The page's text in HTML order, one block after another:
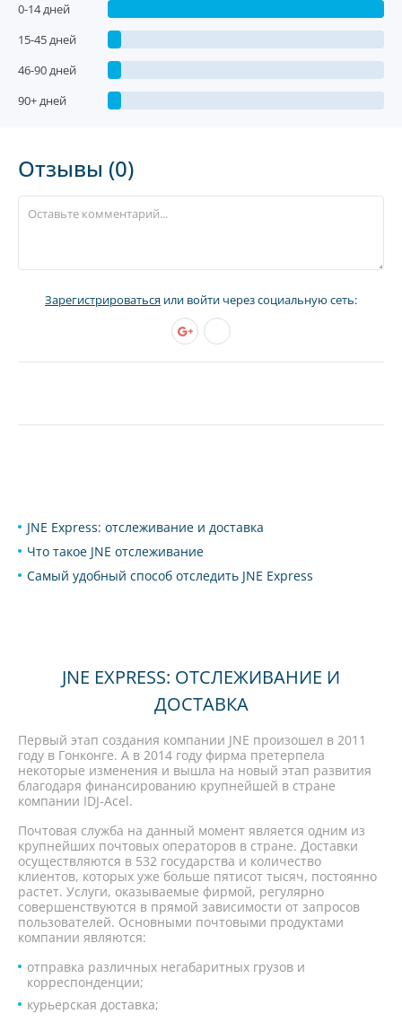
0-14 дней
15-45 дней
46-90 дней
90+ дней
Отзывы (0)
Зарегистрироваться или войти через социальную сеть:
JNE Express: отслеживание и доставка
Что такое JNE отслеживание
Самый удобный способ отследить JNE Express
JNE EXPRESS: ОТСЛЕЖИВАНИЕ И
ДОСТАВКА
Первый этап создания компании JNE произошел в 2011
году в Гонконге. А в 2014 году фирма претерпела
некоторые изменения и вышла на новый этап развития
благодаря финансированию крупнейшей в стране
компании IDJ-Acel.
Почтовая служба на данный момент является одним из
крупнейших почтовых операторов в стране. Доставки
осуществляются в 532 государства и количество
клиентов, которых уже больше пятисот тысяч, постоянно
растет. Услуги, оказываемые фирмой, регулярно
совершенствуются в прямой зависимости от запросов
пользователей. Основными почтовыми продуктами
компании являются:
отправка различных негабаритных грузов и
корреспонденции;
курьерская доставка;